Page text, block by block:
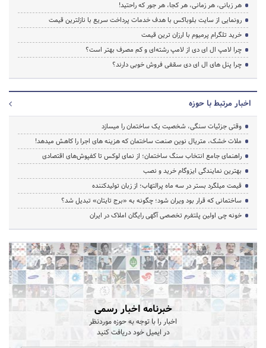
هر زبانی، هر زمانی، هر کجا، هر جور که راحتید!
رونمایی از سایت بلوباکس با هدف خدمات پرداخت سریع با نازلترین قیمت
خرید تلگرام پرمیوم با ارزان ترین قیمت
چرا لامپ ال ای دی از لامپ رشته‌ای و کم مصرف بهتر است؟
چرا پنل های ال ای دی سقفی فروش خوبی دارند؟
اخبار مرتبط با حوزه
وقتی جزئیات سنگی، شخصیت یک ساختمان را میسازد
ملات خشک، متریال نوین صنعت ساختمان که هزینه‌ های اجرا را کاهش میدهد!
راهنمای جامع انتخاب سنگ ساختمان؛ از نمای لوکس تا کفپوش‌های اقتصادی
بهترین نمایندگی ایزوگام خرید و نصب
قیمت میلگرد بستر در سه ماه پرالتهاب؛ از زبان تولیدکننده
ساختمانی که قرار بود ویران شود؛ چگونه به «برج تایتان» تبدیل شد؟
خونه چی اولین پلتفرم تخصصی آگهی رایگان املاک در ایران
خبرنامه اخبار رسمی
اخبار را با توجه به حوزه موردنظر
در ایمیل خود دریافت کنید